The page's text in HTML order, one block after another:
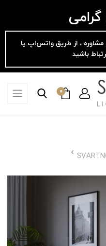
، از طریق واتس‌اپ یا
باشید
0